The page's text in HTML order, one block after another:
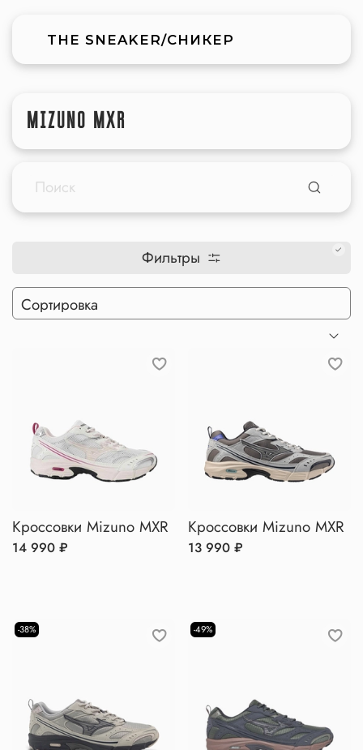
THE SNEAKER/СНИКЕР
MIZUNO MXR
Фильтры
Кроссовки Mizuno MXR
14 990 ₽
Кроссовки Mizuno MXR
13 990 ₽
-38% -49%